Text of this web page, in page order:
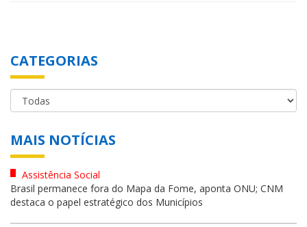
CATEGORIAS
MAIS NOTÍCIAS
Assistência Social
Brasil permanece fora do Mapa da Fome, aponta ONU; CNM
destaca o papel estratégico dos Municípios